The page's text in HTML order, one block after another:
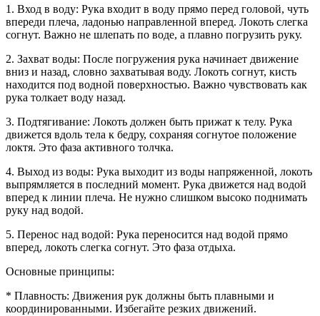
1. Вход в воду: Рука входит в воду прямо перед головой, чуть
впереди плеча, ладонью направленной вперед. Локоть слегка
согнут. Важно не шлепать по воде, а плавно погрузить руку.
2. Захват воды: После погружения рука начинает движение
вниз и назад, словно захватывая воду. Локоть согнут, кисть
находится под водной поверхностью. Важно чувствовать как
рука толкает воду назад.
3. Подтягивание: Локоть должен быть прижат к телу. Рука
движется вдоль тела к бедру, сохраняя согнутое положение
локтя. Это фаза активного толчка.
4. Выход из воды: Рука выходит из воды напряженной, локоть
выпрямляется в последний момент. Рука движется над водой
вперед к линии плеча. Не нужно слишком высоко поднимать
руку над водой.
5. Перенос над водой: Рука переносится над водой прямо
вперед, локоть слегка согнут. Это фаза отдыха.
Основные принципы:
* Плавность: Движения рук должны быть плавными и
координированными. Избегайте резких движений.